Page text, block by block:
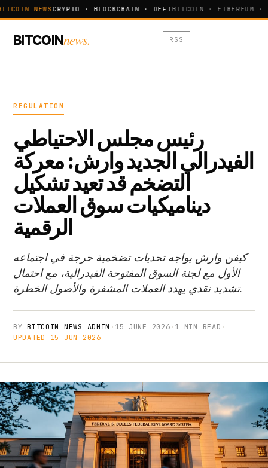
NEWSCRYPTO · BLOCKCHAIN · DEFIBITCOIN · ETHEREUM ·
BITCOINnews. RSS
REGULATION
رئيس مجلس الاحتياطي
الفيدرالي الجديد وارش: معركة
التضخم قد تعيد تشكيل
ديناميكيات سوق العملات
الرقمية
كيفن وارش يواجه تحديات تضخمية حرجة في اجتماعه
الأول مع لجنة السوق المفتوحة الفيدرالية، مع احتمال
تشديد نقدي يهدد العملات المشفرة والأصول الخطرة.
BYBITCOIN NEWS ADMIN · 15 JUNE 2026 ·1 MIN READ ·
UPDATED 15 JUN 2026